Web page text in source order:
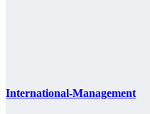
International-Management